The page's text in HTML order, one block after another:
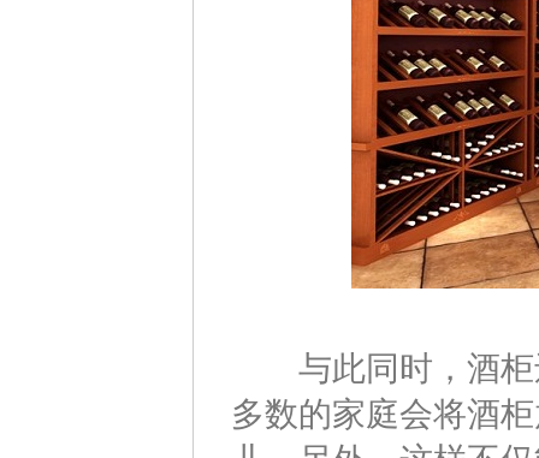
与此同时，酒柜
多数的家庭会将酒